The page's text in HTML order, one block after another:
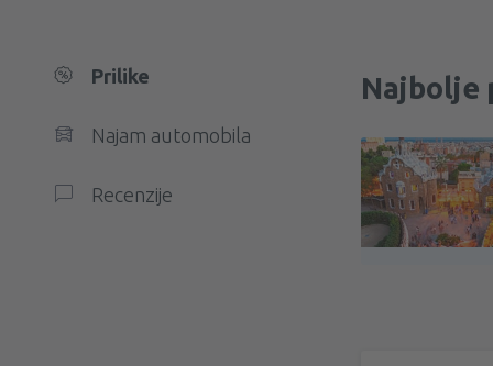
Prilike
Najam automobila
Recenzije
Najbolje